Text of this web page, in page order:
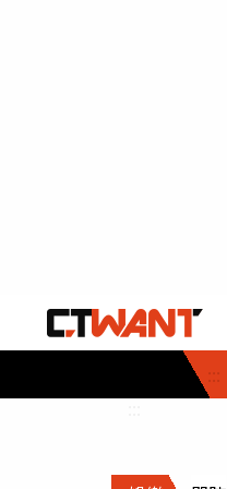
:::
社會首頁
時事
調查